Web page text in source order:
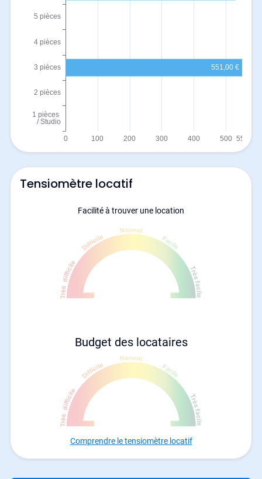
Tensiomètre locatif
Facilité à trouver une location
Budget des locataires
Comprendre le tensiomètre locatif